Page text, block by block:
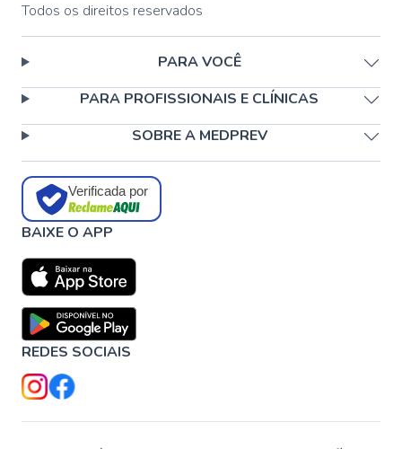
Todos os direitos reservados
PARA VOCÊ
PARA PROFISSIONAIS E CLÍNICAS
SOBRE A MEDPREV
Verificada por
BAIXE O APP
REDES SOCIAIS